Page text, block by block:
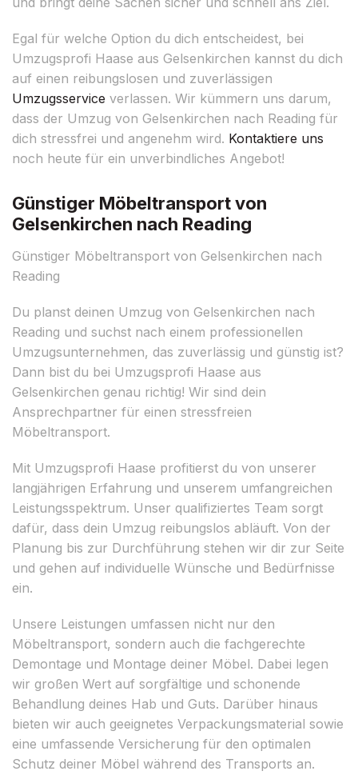
Egal für welche Option du dich entscheidest, bei
Umzugsprofi Haase aus Gelsenkirchen kannst du dich
auf einen reibungslosen und zuverlässigen
Umzugsservice verlassen. Wir kümmern uns darum,
dass der Umzug von Gelsenkirchen nach Reading für
dich stressfrei und angenehm wird. Kontaktiere uns
noch heute für ein unverbindliches Angebot!
Günstiger Möbeltransport von
Gelsenkirchen nach Reading
Günstiger Möbeltransport von Gelsenkirchen nach
Reading
Du planst deinen Umzug von Gelsenkirchen nach
Reading und suchst nach einem professionellen
Umzugsunternehmen, das zuverlässig und günstig ist?
Dann bist du bei Umzugsprofi Haase aus
Gelsenkirchen genau richtig! Wir sind dein
Ansprechpartner für einen stressfreien
Möbeltransport.
Mit Umzugsprofi Haase profitierst du von unserer
langjährigen Erfahrung und unserem umfangreichen
Leistungsspektrum. Unser qualifiziertes Team sorgt
dafür, dass dein Umzug reibungslos abläuft. Von der
Planung bis zur Durchführung stehen wir dir zur Seite
und gehen auf individuelle Wünsche und Bedürfnisse
ein.
Unsere Leistungen umfassen nicht nur den
Möbeltransport, sondern auch die fachgerechte
Demontage und Montage deiner Möbel. Dabei legen
wir großen Wert auf sorgfältige und schonende
Behandlung deines Hab und Guts. Darüber hinaus
bieten wir auch geeignetes Verpackungsmaterial sowie
eine umfassende Versicherung für den optimalen
Schutz deiner Möbel während des Transports an.